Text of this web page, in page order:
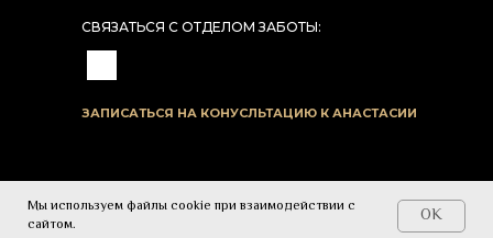
Мы используем файлы cookie при взаимодействии с
сайтом.
OK
ЗАПИСАТЬСЯ НА КОНУСЛЬТАЦИЮ К АНАСТАСИИ
СВЯЗАТЬСЯ С ОТДЕЛОМ ЗАБОТЫ:
Made on Tilda